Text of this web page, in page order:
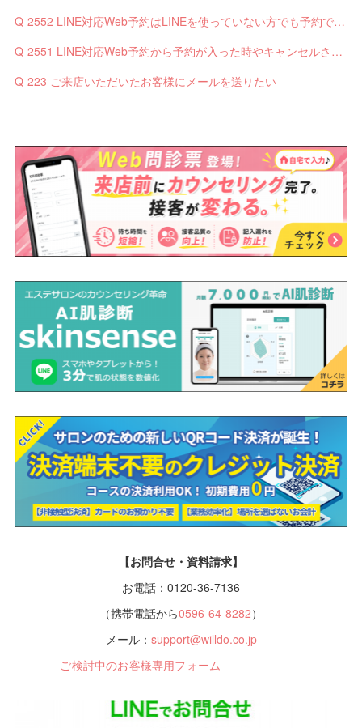
Q-2552 LINE対応Web予約はLINEを使っていない方でも予約できますか？
Q-2551 LINE対応Web予約から予約が入った時やキャンセルされた時、サロンやお客様へは通知されますか？
Q-223 ご来店いただいたお客様にメールを送りたい
【お問合せ・資料請求】
お電話：0120-36-7136
（携帯電話から0596-64-8282）
メール： support@willdo.co.jp
ご検討中のお客様専用フォーム